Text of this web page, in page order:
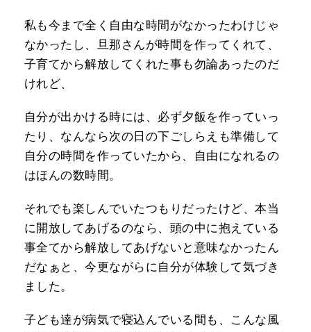
私も今まで全く自由な時間がなかったわけじゃ
なかったし、旦那さんが時間を作ってくれて、
子育てから解放してくれた事も勿論あったのだ
けれど、
自分が出かける時には、必ず夕飯を作っていっ
たり、なんなら次の日の下ごしらえも準備して
自分の時間を作っていたから、自由になれるの
はほんの数時間。
それでも楽しんでいたつもりだったけど、本当
に開放してあげるのなら、頭の中に抱えている
事全てから解放してあげないと意味なかったん
だなぁと、今更ながらに自分が体験して気づき
ました。
子ども達が病気で寝込んでいる間も、こんな風